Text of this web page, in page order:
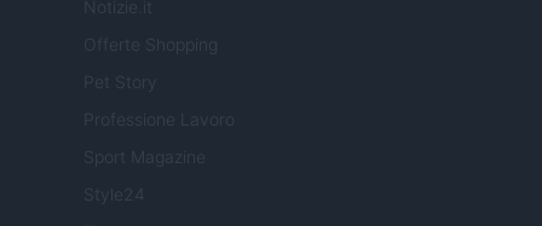
Notizie.it
Offerte Shopping
Pet Story
Professione Lavoro
Sport Magazine
Style24